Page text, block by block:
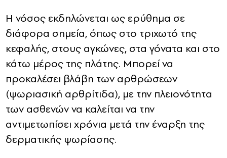
Η νόσος εκδηλώνεται ως ερύθημα σε
διάφορα σημεία, όπως στο τριχωτό της
κεφαλής, στους αγκώνες, στα γόνατα και στο
κάτω μέρος της πλάτης. Μπορεί να
προκαλέσει βλάβη των αρθρώσεων
(ψωριασική αρθρίτιδα), με την πλειονότητα
των ασθενών να καλείται να την
αντιμετωπίσει χρόνια μετά την έναρξη της
δερματικής ψωρίασης.